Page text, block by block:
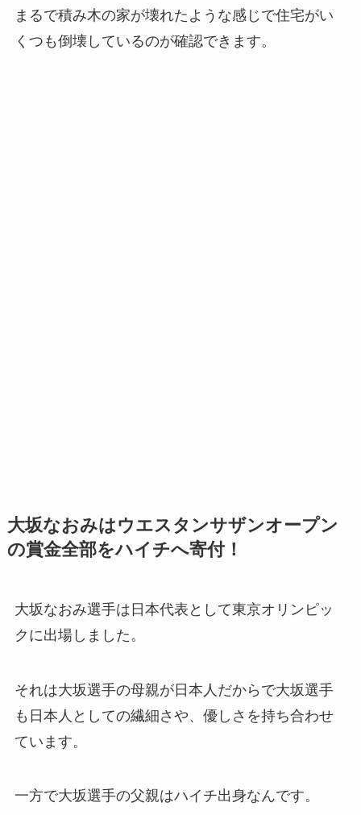
まるで積み木の家が壊れたような感じで住宅がい
くつも倒壊しているのが確認できます。
大坂なおみはウエスタンサザンオープン
の賞金全部をハイチへ寄付！
大坂なおみ選手は日本代表として東京オリンピッ
クに出場しました。
それは大坂選手の母親が日本人だからで大坂選手
も日本人としての繊細さや、優しさを持ち合わせ
ています。
一方で大坂選手の父親はハイチ出身なんです。